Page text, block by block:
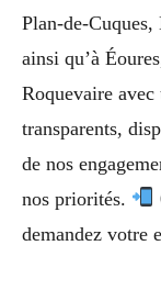
Plan-de-
ainsi qu’à
Roquevaire
transparents,
de nos
nos priorités.
demandez votre